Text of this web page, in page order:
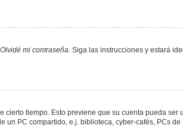
Olvidé mi contraseña. Siga las instrucciones y estará
tiempo. Esto previene que su cuenta pueda ser
un PC compartido, e.j. biblioteca, cyber-cafés, PCs de